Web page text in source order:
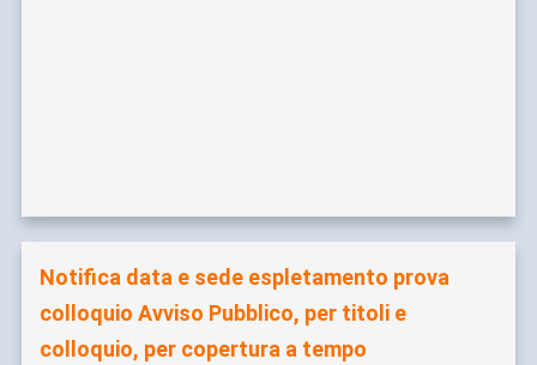
Notifica data e sede espletamento prova
colloquio Avviso Pubblico, per titoli e
colloquio, per copertura a tempo